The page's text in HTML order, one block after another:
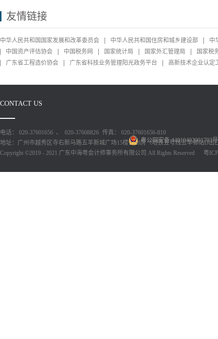
友情链接
中华人民共和国国家发展和改革委员会 中华人民共和国住房和城乡建设部
中
中国资产评估协会
中国税务网 国家统计局 国家外汇管理局
国家税
广东省工程造价协会
广东省科技业务管理阳光政务平台 高新技术企业认定
CONTACT US
电话： 020-37601656 、 020-37608826 传真： 020-37601656-810
地址：广州市越秀区寺右新马路五羊新城广场15楼1518房（地铁五号线五羊邨站D出
Copyright ©2019 - 2021 广东中海粤会计师事务所有限公司 All Rights Reserved
粤ICP
粤公网安备 44010402001793号